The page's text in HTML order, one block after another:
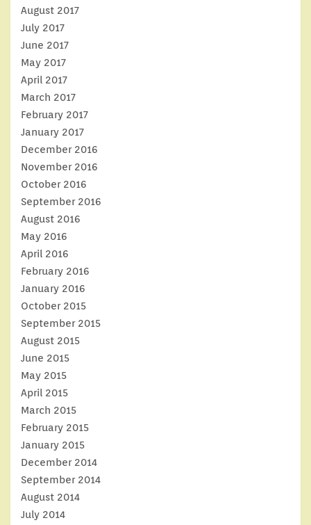
August 2017
July 2017
June 2017
May 2017
April 2017
March 2017
February 2017
January 2017
December 2016
November 2016
October 2016
September 2016
August 2016
May 2016
April 2016
February 2016
January 2016
October 2015
September 2015
August 2015
June 2015
May 2015
April 2015
March 2015
February 2015
January 2015
December 2014
September 2014
August 2014
July 2014